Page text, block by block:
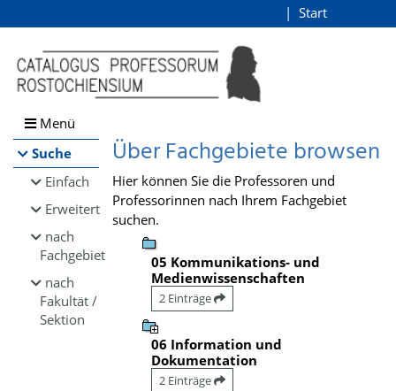
Browsen
direkt zum Inhalt
Start
Menü
Suche
Einfach
Erweitert
nach
Fachgebiet
nach
Fakultät /
Sektion
Über Fachgebiete browsen
Hier können Sie die Professoren und
Professorinnen nach Ihrem Fachgebiet
suchen.
05 Kommunikations- und
Medienwissenschaften
2 Einträge
06 Information und
Dokumentation
2 Einträge